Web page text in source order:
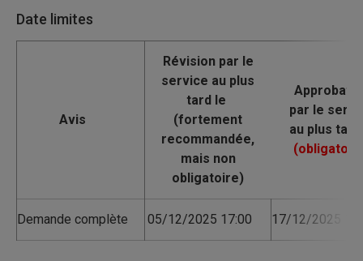
Date limites
Avis
Demande complète 05/12/2025 17:00 17/12/2025